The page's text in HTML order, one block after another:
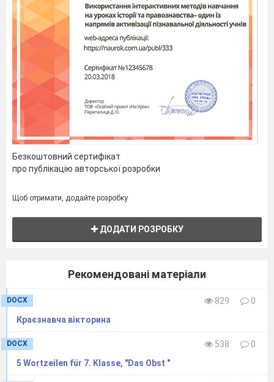
Безкоштовний сертифікат
про публікацію авторської розробки
Щоб отримати, додайте розробку
ДОДАТИ РОЗРОБКУ
Рекомендовані матеріали
DOCX 829
0
Краєзнавча вікторина
DOCX 538
0
5 Wortzeilen für 7. Klasse, "Das Obst "